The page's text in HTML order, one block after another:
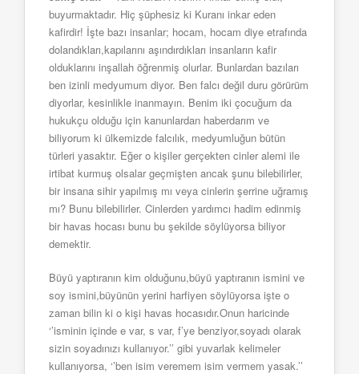
buyurmaktadır. Hiç şüphesiz ki Kuranı inkar eden
kafirdir! İşte bazı insanlar; hocam, hocam diye etrafında
dolandıkları,kapılarını aşındırdıkları insanların kafir
olduklarını inşallah öğrenmiş olurlar. Bunlardan bazıları
ben izinli medyumum diyor. Ben falcı değil duru görürüm
diyorlar, kesinlikle inanmayın. Benim iki çocuğum da
hukukçu olduğu için kanunlardan haberdarım ve
biliyorum ki ülkemizde falcılık, medyumluğun bütün
türleri yasaktır. Eğer o kişiler gerçekten cinler alemi ile
irtibat kurmuş olsalar geçmişten ancak şunu bilebilirler,
bir insana sihir yapılmış mı veya cinlerin şerrine uğramış
mı? Bunu bilebilirler. Cinlerden yardımcı hadim edinmiş
bir havas hocası bunu bu şekilde söylüyorsa biliyor
demektir.
Büyü yaptıranın kim olduğunu,büyü yaptıranın ismini ve
soy ismini,büyünün yerini harfiyen söylüyorsa işte o
zaman bilin ki o kişi havas hocasıdır.Onun haricinde
‘’isminin içinde e var, s var, f’ye benziyor,soyadı olarak
sizin soyadınızı kullanıyor.’’ gibi yuvarlak kelimeler
kullanıyorsa, ‘’ben isim veremem isim vermem yasak.’’